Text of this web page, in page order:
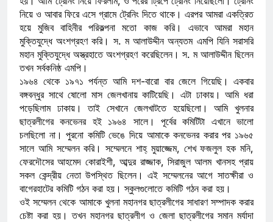
নিয়ে ও আবার ফিরে এসে গ্রামে ট্রেনিং দিতে থাকে। এরপর আমরা একত্রিত
হয়ে মুজিব বাহিনীর পরিকল্পনা মতো কাজ করি। এভাবে আমরা মহান
মুক্তিযুদ্ধে অংশগ্রহণ করি। স. ম আলাউদ্দীন অন্যতম এমপি যিনি সরাসরি
মহান মুক্তিযুদ্ধে অস্ত্রহাতে অংশগ্রহণ করেছিলেন। স. ম আলাউদ্দীন ছিলেন
তখন সর্বকনিষ্ঠ এমপি।
১৯৬৪ থেকে ১৯৭১ পর্যন্ত আমি দশ-বারো বার জেলে গিয়েছি। একবার
বঙ্গবন্ধুর সাথে ষোলো মাস জেলখানায় কাটিয়েছি। এটা ঢাকায়। আমি ধরা
পড়েছিলাম ঢাকায়। তাই সেখানে জেলখাটতে হয়েছিলো। আমি খুলনার
ছাত্রলীগের কনভেনর হই ১৯৬৪ সালে। পূর্বের কমিটিটা এখানে ভালো
চলছিলো না। পুরনো কমিটি ভেঙে দিয়ে আমাকে কনভেনর করার পর ১৯৬৫
সালে আমি সম্মেলন করি। সম্মেলনে শাহ্ মুয়াজ্জেম, শেখ ফজলুল হক মনি,
ফেরদৌসের আহমেদ কোরাইশী, আব্দুর রাজ্জাক, সিরাজুল আলম খানসহ প্রায়
সকল কেন্দ্রীয় নেতা উপস্থিত ছিলেন। এই সম্মেলনের আগে সাতক্ষীরা ও
বাগেরহাটের কমিটি গঠন করা হয়। স্কুলগুলোতে কমিটি গঠন করা হয়।
ওই সম্মেলন থেকে আমাকে খুলনা মহানগর ছাত্রলীগের সাধারণ সম্পাদক করার
চেষ্টা করা হয়। তখন মহানগর ছাত্রলীগ ও জেলা ছাত্রলীগের সমান মর্যাদা